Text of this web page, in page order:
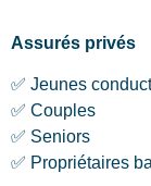
Assurés privés
✅ Jeunes
✅ Couples
✅ Seniors
✅ Propriétaires